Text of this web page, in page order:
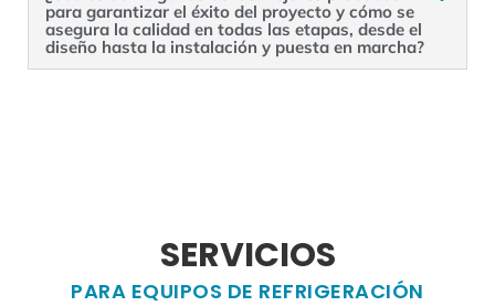
para garantizar el éxito del proyecto y cómo se
asegura la calidad en todas las etapas, desde el
diseño hasta la instalación y puesta en marcha?
SERVICIOS
PARA EQUIPOS DE REFRIGERACIÓN